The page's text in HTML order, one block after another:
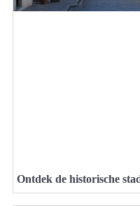
Ontdek de historische